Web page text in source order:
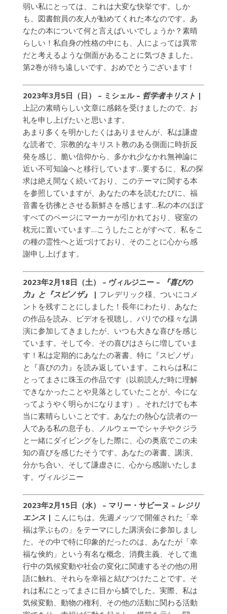
弱い私にとっては、これは大変な快挙です。しか
も、図書館員の友人が勧めてくれた本なのです。あ
なたの本について何と言えばいいでしょうか？素晴
らしい！私自身の性格の中にも、人によっては異常
だと考えるような側面があることに気づきました。
第2巻が待ち遠しいです。おめでとうございます！
2023年3月5日（日） – ミシェル – 哲学者キリスト |
上記の素晴らしい文章に感銘を受けましたので、お
礼を申し上げたいと思います。
あまり多くを明かしたくはありませんが、私は謙虚
な読者で、宗教的なキリスト教のある側面に時折反
発を感じ、脆い信仰から、多かれ少なかれ無神論に
近い不可知論へと移行しています…要するに、私の探
求は絶え間なく続いており、このテーマに関する本
を参照していますが、あなたの本を読むたびに、福
音書を彷彿とさせる新鮮さを感じます…私の本のほぼ
すべてのページにマーカーが引かれており、寝室の
枕元に置いています…こうしたことがすべて、私をこ
の種の霊性へと近づけており、そのことに心から感
謝申し上げます。
2023年2月18日（土） – ヴィルジニー –
『喜びの
力』と『スピノザ』
| フレデリック様、ついにコメ
ントを残すことにしました！長年にわたり、あなた
の作品を読み、ビデオを視聴し、パリでの様々な講
演に参加してきましたが、いつも大きな喜びを感じ
ています。そして今、その喜びはさらに増していま
す！私は定期的にあなたの著書、特に『スピノザ』
と『喜びの力』を読み返しています。これらは私に
とってまさに珠玉の作品です（以前読んだ時に理解
できなかったことや見落としていたことが、今にな
ってようやく明らかになります）。それだけでも本
当に素晴らしいことです。あなたの熱心な読者の一
人である私の息子も、ノルウェーでシャチやクジラ
と一緒にダイビングをした際に、心の奥底でこの未
知の喜びを感じたそうです。あなたの著書、講演、
分かち合い、そして謙虚さに、心から感謝いたしま
す。ヴィルジニー
2023年2月15日（水） – マリー・サビーヌ – レジリ
エンス | こんにちは。先週メッツで開催された「幸
福は学ぶもの」をテーマにした講演会に参加しまし
た。その中で特に印象的だったのは、あなたが「幸
福な倹約」という有名な概念、消費主義、そして進
行中の気候変動や社会の変化に関連するその他の用
語に触れ、それらを幸福と結びつけたことです。そ
れは私にとってまさに目から鱗でした。実際、私は
気候変動、動物の権利、その他の活動に関わる活動